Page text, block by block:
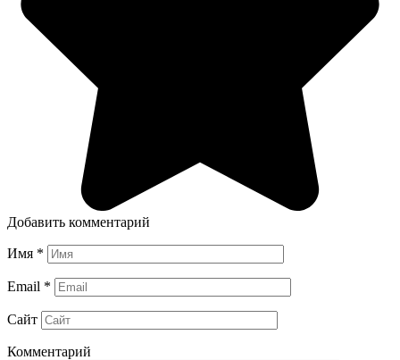
Добавить комментарий
Имя *
Email *
Сайт
Комментарий